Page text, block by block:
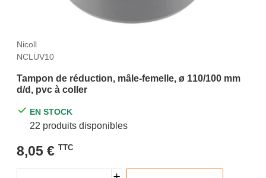
Nicoll
NCLUV10
Tampon de réduction, mâle-femelle, ø 110/100 mm
d/d, pvc à coller
EN STOCK
22 produits disponibles
8,05 € TTC